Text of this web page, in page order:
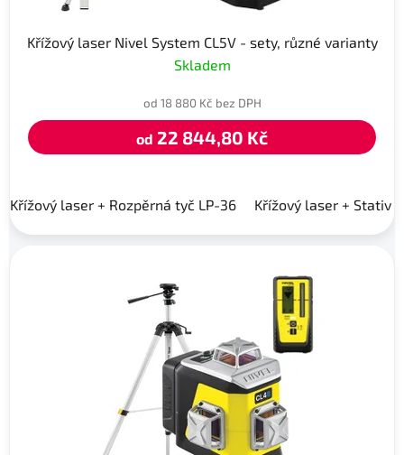
Křížový laser Nivel System CL5V - sety, různé varianty
Skladem
od 18 880 Kč bez DPH
od 22 844,80 Kč
Křížový laser + Rozpěrná tyč LP-36 Křížový laser + Stativ